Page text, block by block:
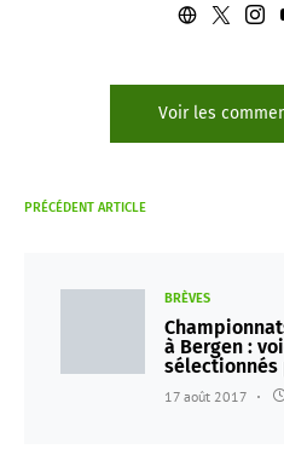
Voir les
PRÉCÉDENT ARTICLE
BRÈVES
à Bergen :
sélectionnés
17 août 2017